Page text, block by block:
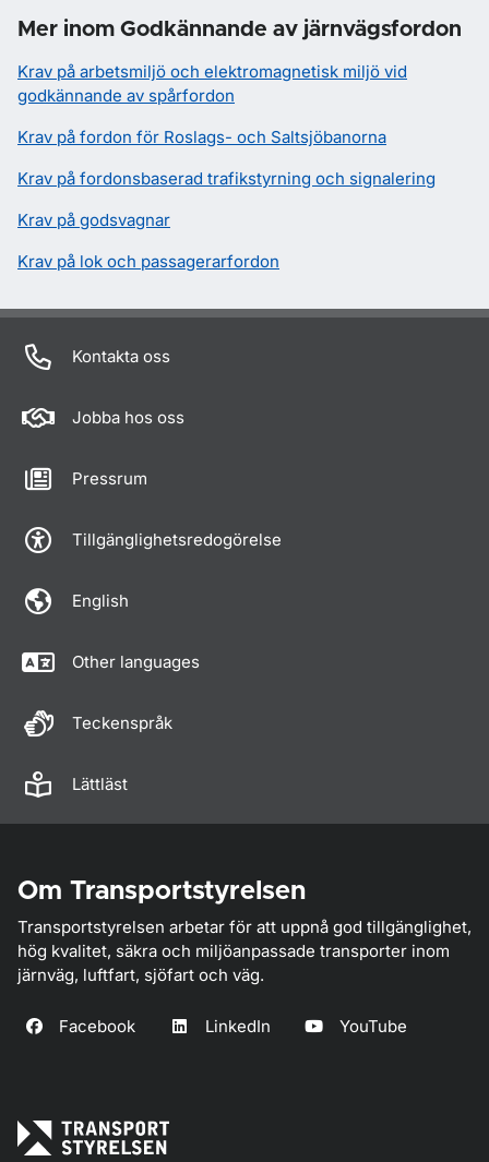
Mer inom Godkännande av järnvägsfordon
Krav på arbetsmiljö och elektromagnetisk miljö vid
godkännande av spårfordon
Krav på fordon för Roslags- och Saltsjöbanorna
Krav på fordonsbaserad trafikstyrning och signalering
Krav på godsvagnar
Krav på lok och passagerarfordon
Kontakta oss
Jobba hos oss
Pressrum
Tillgänglighetsredogörelse
English
Other languages
Teckenspråk
Lättläst
Om Transportstyrelsen
Transportstyrelsen arbetar för att uppnå god tillgänglighet,
hög kvalitet, säkra och miljöanpassade transporter inom
järnväg, luftfart, sjöfart och väg.
Facebook LinkedIn YouTube